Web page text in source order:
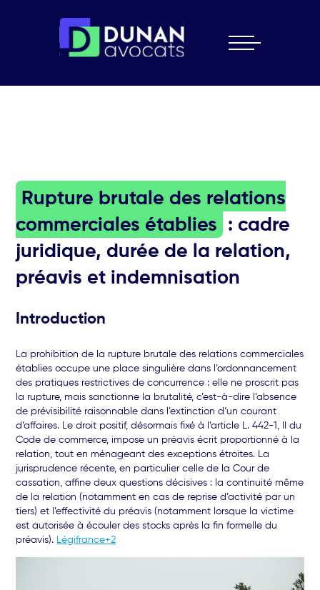
Rupture brutale des relations
commerciales établies
: cadre
juridique, durée de la relation,
préavis et indemnisation
Introduction
La prohibition de la rupture brutale des relations commerciales
établies occupe une place singulière dans l’ordonnancement
des pratiques restrictives de concurrence : elle ne proscrit pas
la rupture, mais sanctionne la brutalité, c’est-à-dire l’absence
de prévisibilité raisonnable dans l’extinction d’un courant
d’affaires. Le droit positif, désormais fixé à l’article L. 442-1, II du
Code de commerce, impose un préavis écrit proportionné à la
relation, tout en ménageant des exceptions étroites. La
jurisprudence récente, en particulier celle de la Cour de
cassation, affine deux questions décisives : la continuité même
de la relation (notamment en cas de reprise d’activité par un
tiers) et l’effectivité du préavis (notamment lorsque la victime
est autorisée à écouler des stocks après la fin formelle du
préavis). Légifrance+2